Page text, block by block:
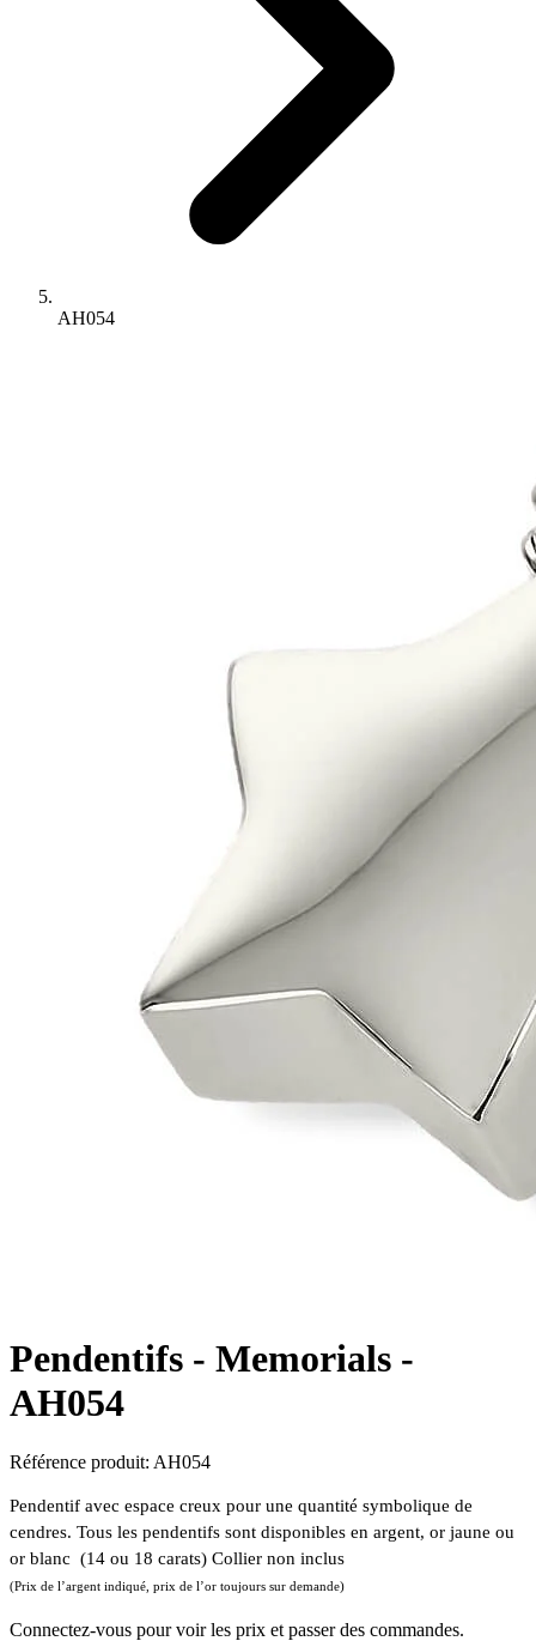
AH054
Pendentifs - Memorials -
AH054
Référence produit: AH054
Pendentif avec espace creux pour une quantité symbolique de
cendres. Tous les pendentifs sont disponibles en argent, or jaune ou
or blanc (14 ou 18 carats) Collier non inclus
(Prix de l’argent indiqué, prix de l’or toujours sur demande)
Connectez-vous pour voir les prix et passer des commandes.